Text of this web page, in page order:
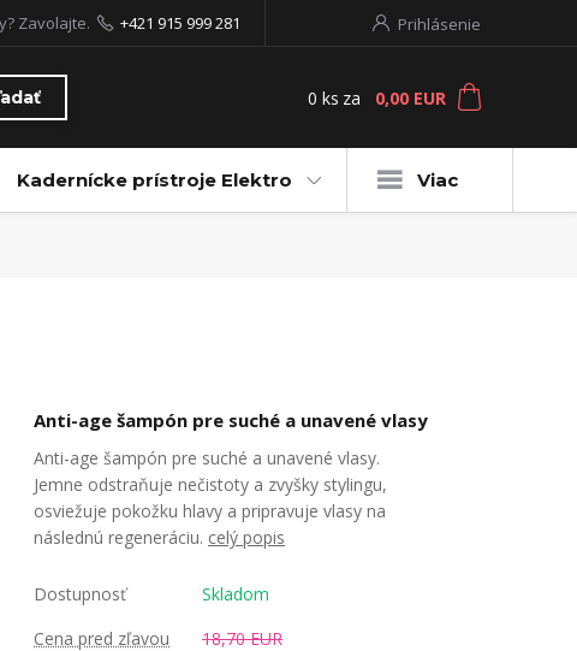
Prihlásenie
Zavolajte. +421 915 999 281
0 ks za 0,00 EUR
Kadernícke prístroje Elektro Viac
Anti-age šampón pre suché a unavené vlasy
Anti-age šampón pre suché a unavené vlasy.
Jemne odstraňuje nečistoty a zvyšky stylingu,
osviežuje pokožku hlavy a pripravuje vlasy na
následnú regeneráciu. celý popis
Dostupnosť
Skladom
Cena pred zľavou
18,70 EUR